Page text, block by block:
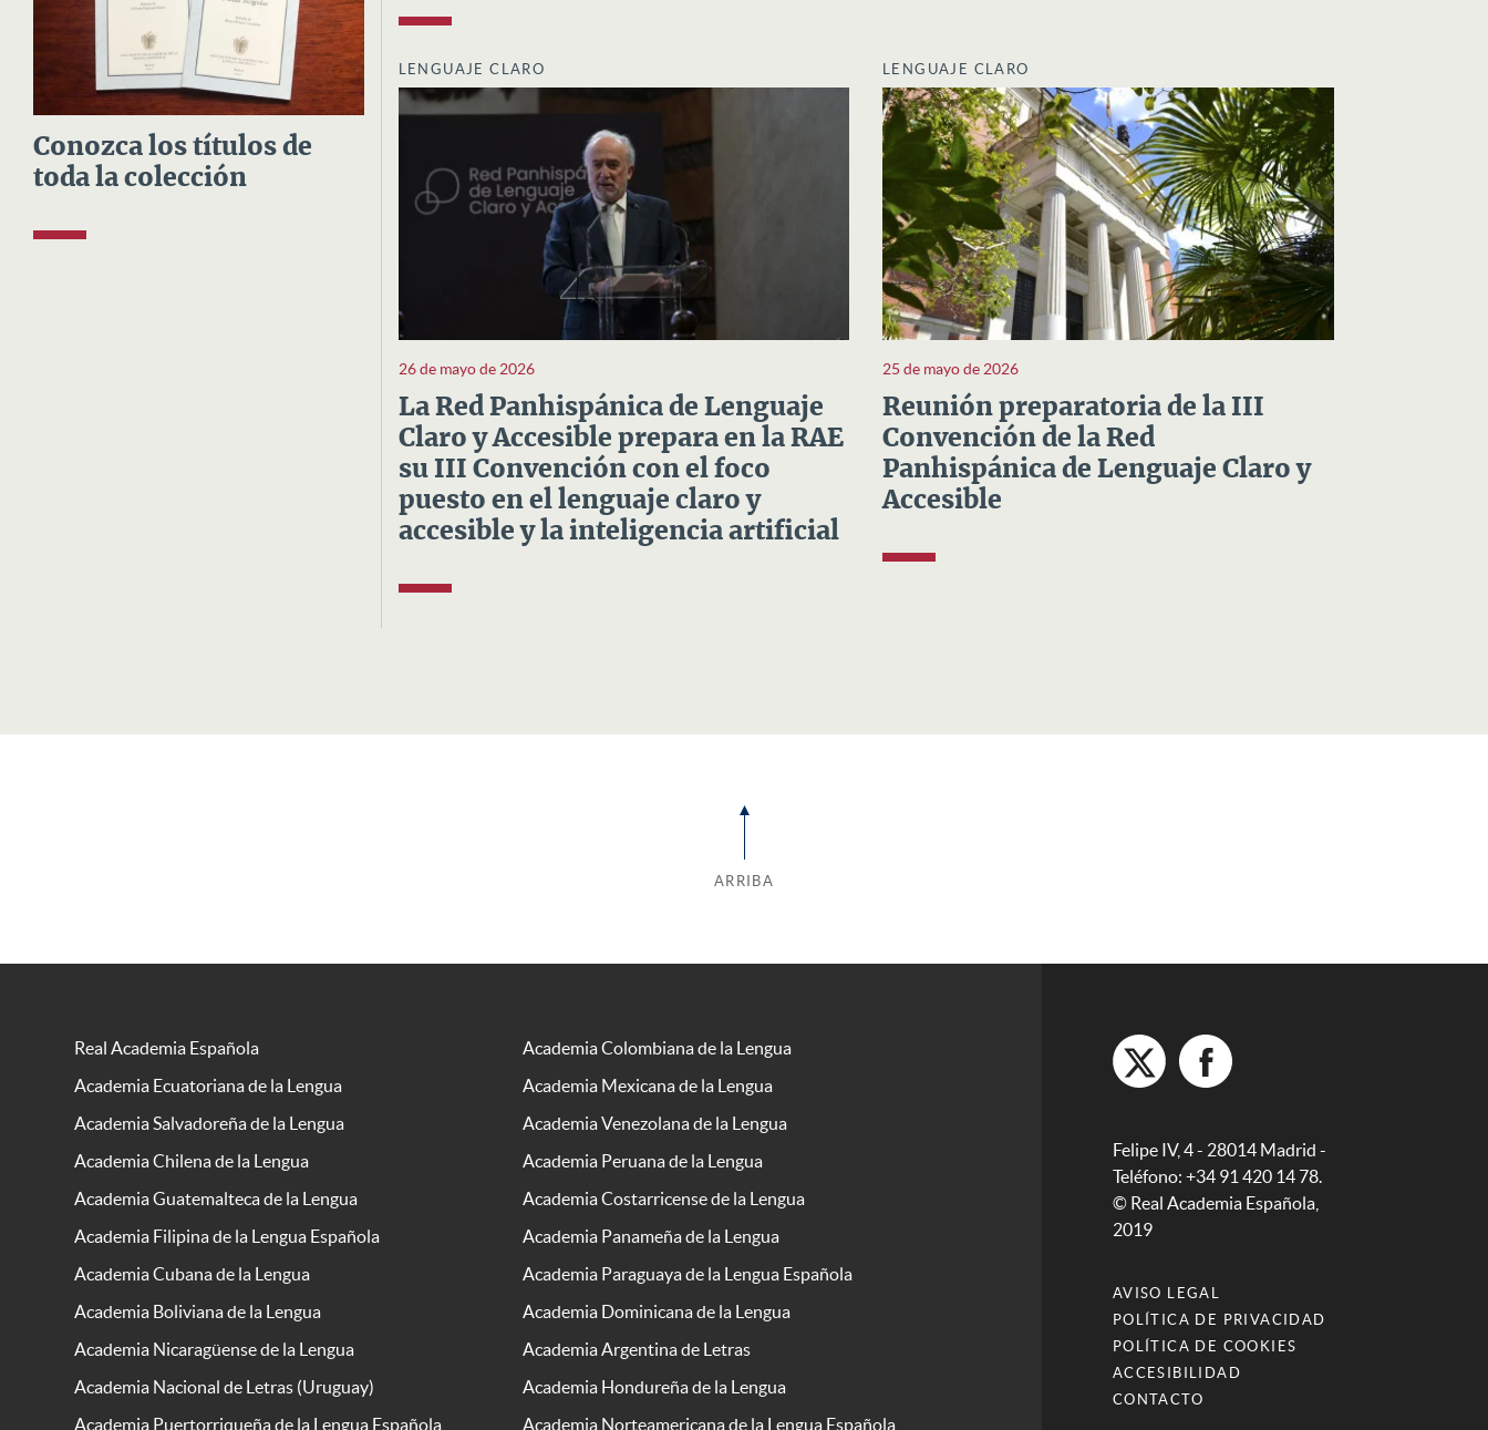
Conozca los títulos de
toda la colección
LENGUAJE CLARO
26 de mayo de 2026
La Red Panhispánica de Lenguaje
Claro y Accesible prepara en la RAE
su III Convención con el foco
puesto en el lenguaje claro y
accesible y la inteligencia artificial
LENGUAJE CLARO
25 de mayo de 2026
Reunión preparatoria de la III
Convención de la Red
Panhispánica de Lenguaje Claro y
Accesible
ARRIBA
Real Academia Española
Academia Colombiana de la Lengua
Academia Ecuatoriana de la Lengua
Academia Mexicana de la Lengua
Academia Salvadoreña de la Lengua
Academia Venezolana de la Lengua
Academia Chilena de la Lengua
Academia Peruana de la Lengua
Academia Guatemalteca de la Lengua
Academia Costarricense de la Lengua
Academia Filipina de la Lengua Española
Academia Panameña de la Lengua
Academia Cubana de la Lengua
Academia Paraguaya de la Lengua Española
Academia Boliviana de la Lengua
Academia Dominicana de la Lengua
Academia Nicaragüense de la Lengua
Academia Argentina de Letras
Academia Nacional de Letras (Uruguay)
Academia Hondureña de la Lengua
Academia Puertorriqueña de la Lengua Española
Academia Norteamericana de la Lengua Española
Felipe IV, 4 - 28014 Madrid -
Teléfono: +34 91 420 14 78.
© Real Academia Española,
2019
AVISO LEGAL
POLÍTICA DE PRIVACIDAD
POLÍTICA DE COOKIES
ACCESIBILIDAD
CONTACTO